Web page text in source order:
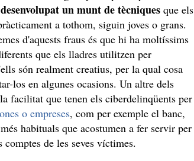
un munt de tècniques que els
a tothom, siguin joves o grans.
d'aquests fraus és que hi ha moltíssims
que els lladres utilitzen per
són realment creatius, per la qual cosa
los en algunes ocasions. Un altre dels
facilitat que tenen els ciberdelinqüents per
o empreses, com per exemple el banc,
habituals que acostumen a fer servir per
de les seves víctimes.